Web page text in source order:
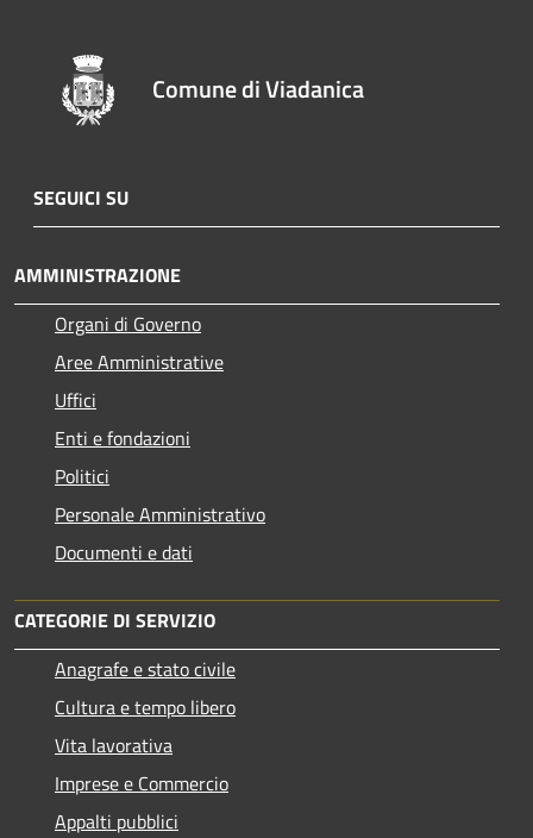
Comune di Viadanica
SEGUICI SU
AMMINISTRAZIONE
Organi di Governo
Aree Amministrative
Uffici
Enti e fondazioni
Politici
Personale Amministrativo
Documenti e dati
CATEGORIE DI SERVIZIO
Anagrafe e stato civile
Cultura e tempo libero
Vita lavorativa
Imprese e Commercio
Appalti pubblici